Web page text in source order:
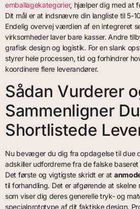
emballagekategorier, hjælper dig med at
Dit mål er at indsnævre din langliste til 5-
Endelig overvej værdien af en integreret
virksomheder laver bare kasser. Andre
grafisk design og logistik. For en slank
styrer hele processen, tid og forhindrer
koordinere flere leverandører.
Sådan Vurderer
Sammenligner
Shortlistede
Nu bevæger du dig fra opdagelse til due
adskiller udfordrerne fra de falske
Det første og vigtigste skridt er at
til forhandling. Det er afgørende at skelne
som viser dig deres generelle tryk- og
specialprototype af dit faktiske design.